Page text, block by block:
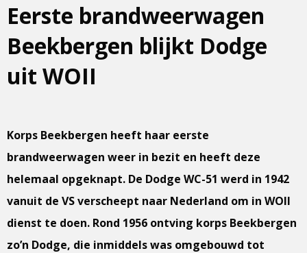
Eerste brandweerwagen
Beekbergen blijkt Dodge
uit WOII
Korps Beekbergen heeft haar eerste
brandweerwagen weer in bezit en heeft deze
helemaal opgeknapt. De Dodge WC-51 werd in 1942
vanuit de VS verscheept naar Nederland om in WOII
dienst te doen. Rond 1956 ontving korps Beekbergen
zo’n Dodge, die inmiddels was omgebouwd tot